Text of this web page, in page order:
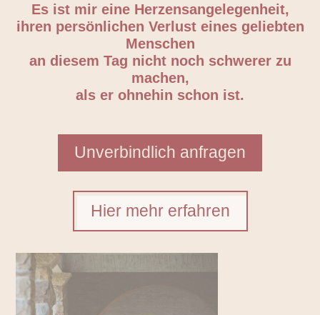
Es ist mir eine Herzensangelegenheit,
ihren persönlichen Verlust eines geliebten
Menschen
an diesem Tag nicht noch schwerer zu
machen,
als er ohnehin schon ist.
Unverbindlich anfragen
Hier mehr erfahren